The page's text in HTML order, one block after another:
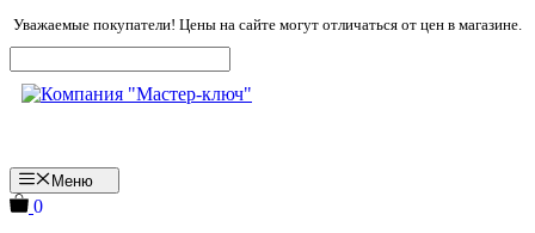
Перейти
к
содержимому
Уважаемые покупатели! Цены на сайте могут отличаться от цен в магазине.
Меню
0